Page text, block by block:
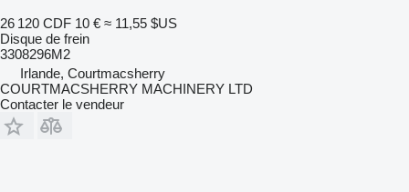
26 120 CDF 10 € ≈ 11,55 $US
Disque de frein
3308296M2
Irlande, Courtmacsherry
COURTMACSHERRY MACHINERY LTD
Contacter le vendeur